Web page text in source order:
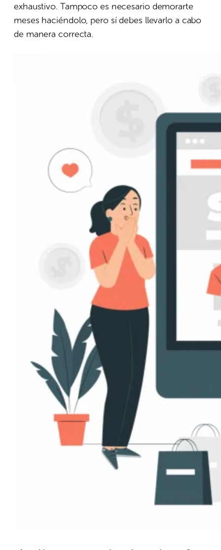
exhaustivo. Tampoco es necesario demorarte
meses haciéndolo, pero sí debes llevarlo a cabo
de manera correcta.